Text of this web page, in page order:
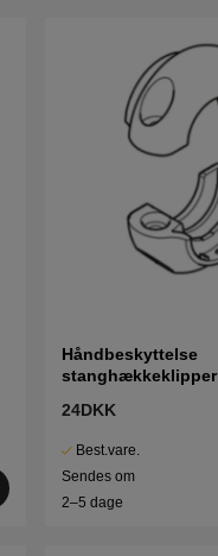
Håndbeskyttelse
stanghækkeklipper
24DKK
Best.vare.
Sendes om
2–5 dage